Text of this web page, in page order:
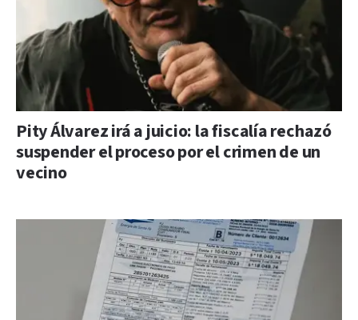
Pity Álvarez irá a juicio: la fiscalía rechazó
suspender el proceso por el crimen de un
vecino